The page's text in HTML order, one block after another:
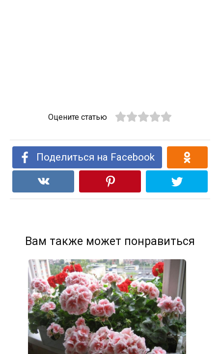
Оцените статью
Поделиться на Facebook
Вам также может понравиться